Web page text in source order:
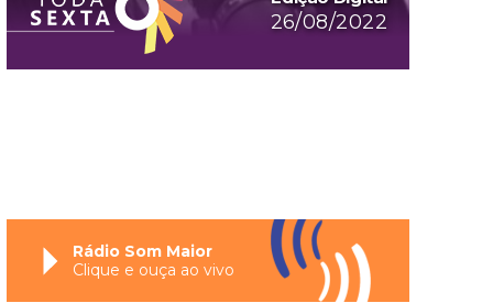
26/08/2022
Rádio Som Maior
Clique e ouça ao vivo